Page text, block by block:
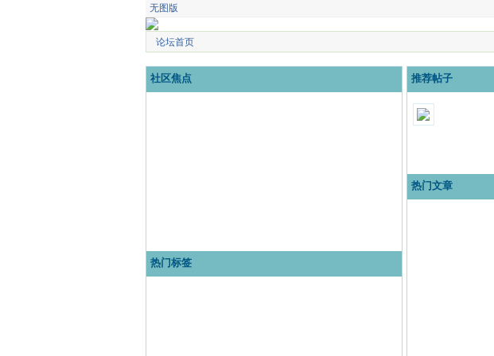
无图版
论坛首页
社区焦点
热门标签
推荐帖子
热门文章